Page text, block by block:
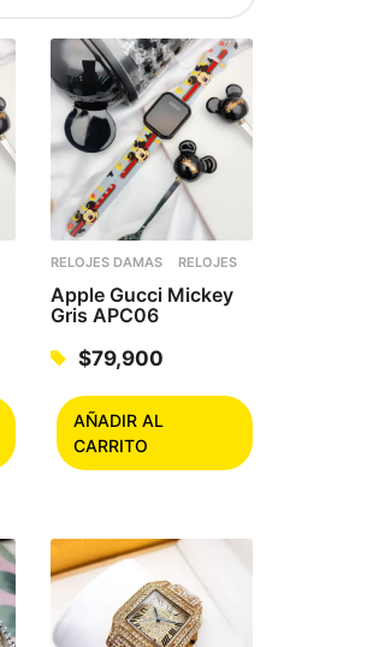
RELOJES DAMAS RELOJES
Apple Gucci Mickey
Gris APC06
$79,900
AÑADIR AL
CARRITO